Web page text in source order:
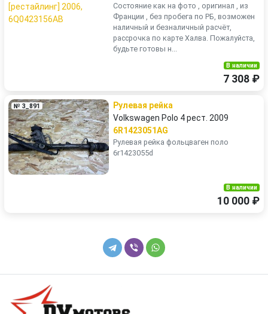
Состояние как на фото , оригинал , из
Франции , без пробега по РБ, возможен
наличный и безналичный расчёт,
рассрочка по карте Халва. Пожалуйста,
будьте готовы н...
В наличии
7 308 ₽
№ 3_891
Рулевая рейка
Volkswagen Polo 4 рест. 2009
6R1423051AG
Рулевая рейка фольцваген поло
6r1423055d
В наличии
10 000 ₽